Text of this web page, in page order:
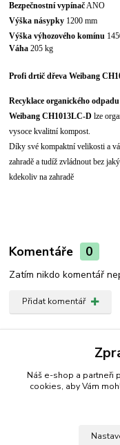
Bezpečnostní vypínač ANO
Výška násypky 1200 mm
Výška výhozového komínu
Váha205 kg
Profi drtič dřeva Weibang
Recyklace organického
Weibang CH1013LC-D lze
vysoce kvalitní kompost.
Díky své kompaktní velikosti a
zahradě a tudíž zvládnout bez
kdekoliv na zahradě
Komentáře 0
Zatím nikdo komentář
Přidat komentář
Zboží zařazeno v
Náš e-shop a partneři
cookies, aby Vám